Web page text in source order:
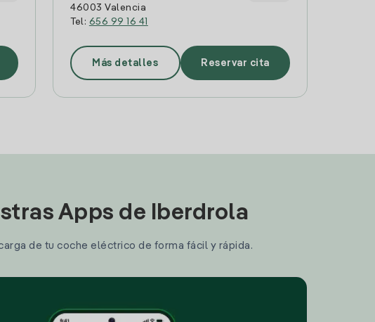
46003 Valencia
Tel: 656 99 16 41
Más detalles Reservar cita
Apps de Iberdrola
de tu coche eléctrico de forma fácil y rápida.